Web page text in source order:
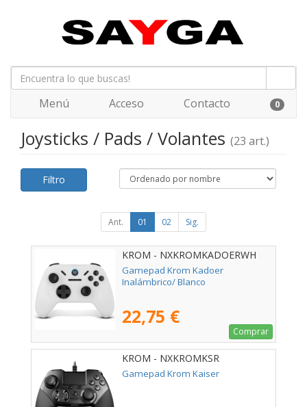
Menú Acceso Contacto 0
Joysticks / Pads / Volantes (23 art.)
Filtro
Ant. 01 02 Sig.
KROM - NXKROMKADOERWH
Gamepad Krom Kadoer
Inalámbrico/ Blanco
22,75 €
Comprar
KROM - NXKROMKSR
Gamepad Krom Kaiser